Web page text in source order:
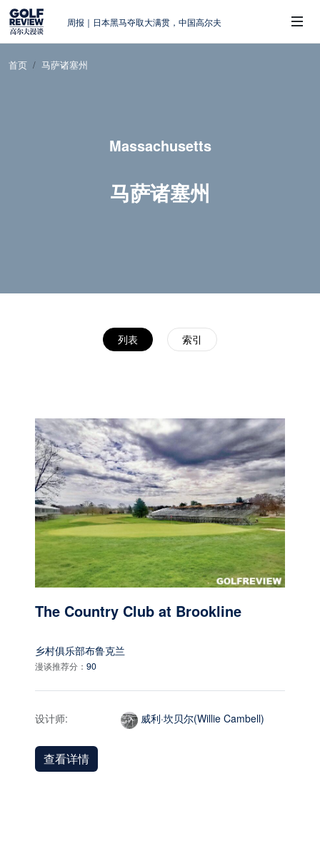
周报｜日本黑马夺取大满贯，中国高尔夫
查莉·赫尔：不断制造“麻烦”的流量明星
首页 马萨诸塞州
Massachusetts
马萨诸塞州
列表 索引
The Country Club at Brookline
乡村俱乐部布鲁克兰
漫谈推荐分： 90
设计师: 威利·坎贝尔(Willie Cambell)
查看详情